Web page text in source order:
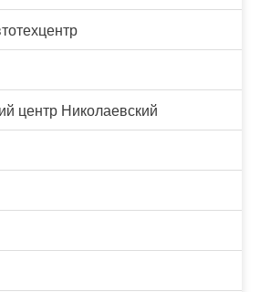
центр Николаевский